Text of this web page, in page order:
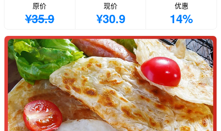
原价
¥35.9
现价
¥30.9
优惠
14%